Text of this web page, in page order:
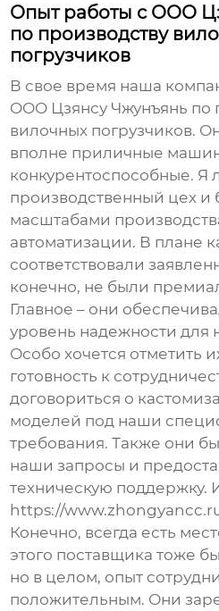
Опыт работы с ООО
по производству
погрузчиков
В свое время наша
ООО Цзянсу Чжунъянь по
вилочных погрузчиков.
вполне приличные
конкурентоспособные. Я
производственный цех и
масштабами
автоматизации. В плане
соответствовали
конечно, не были
Главное – они
уровень надежности для
Особо хочется отметить
готовность к
договориться о
моделей под наши
требования. Также они
наши запросы и
техническую поддержку.
https://
Конечно, всегда есть
этого поставщика тоже
но в целом, опыт
положительным. Они